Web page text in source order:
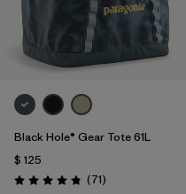
Black Hole® Gear Tote 61L
$ 125
Valoración: 4.9 / 5
(71Comentarios
)